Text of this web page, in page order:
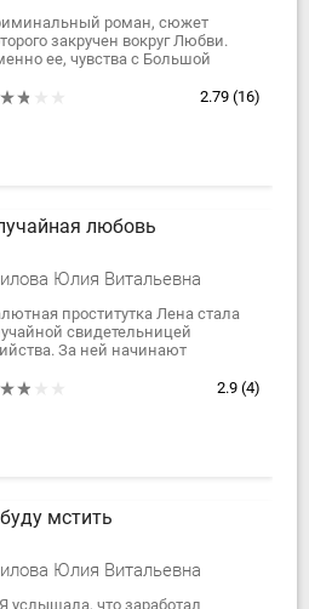
роман, сюжет
закручен вокруг Любви.
ее, чувства с Большой
денег, работает на2.79 (16)
любовь
Юлия Витальевна
проститутка Лена стала
свидетельницей
За ней начинают
из Москвы. Вскоре она
2.9 (4)
мстить
Юлия Витальевна
услышала, что заработал